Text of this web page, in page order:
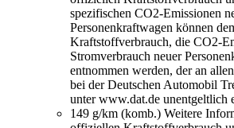
spezifischen CO2-Emissionen
Personenkraftwagen können
Kraftstoffverbrauch, die CO2-
Stromverbrauch neuer
entnommen werden, der an
bei der Deutschen Automobil
unter www.dat.de unentgeltlich
149 g/km (komb.) Weitere